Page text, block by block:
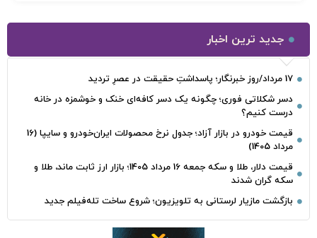
جدید ترین اخبار
17 مرداد/روز خبرنگار؛ پاسداشتِ حقیقت در عصرِ تردید
دسر شکلاتی فوری؛ چگونه یک دسر کافه‌ای خنک و خوشمزه در خانه
درست کنیم؟
قیمت خودرو در بازار آزاد؛ جدول نرخ محصولات ایران‌خودرو و سایپا (16
مرداد 1405)
قیمت دلار، طلا و سکه جمعه 16 مرداد 1405؛ بازار ارز ثابت ماند، طلا و
سکه گران شدند
بازگشت مازیار لرستانی به تلویزیون؛ شروع ساخت تله‌فیلم جدید